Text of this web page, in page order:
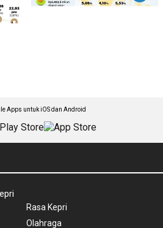
Apps untuk iOS dan Android
Rasa Kepri
Olahraga